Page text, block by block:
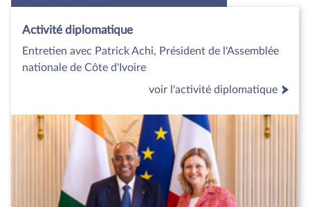
Activité diplomatique
Entretien avec Patrick Achi, Président de l'Assemblée
nationale de Côte d'Ivoire
voir l'activité diplomatique